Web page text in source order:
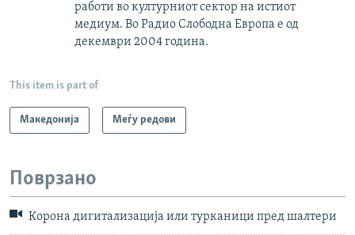
работи во културниот сектор на истиот
медиум. Во Радио Слободна Европа е од
декември 2004 година.
This item is part of
Македонија Меѓу редови
Поврзано
Корона дигитализација или турканици пред шалтери